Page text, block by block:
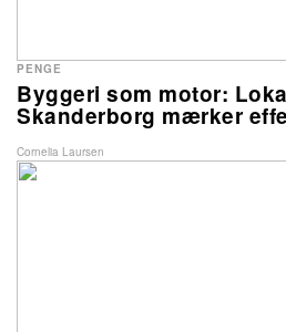
Byggeri som motor:
Skanderborg mærker
PENGE
Cornelia Laursen